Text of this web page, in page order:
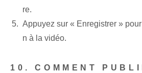
re.
Appuyez sur « Enregistrer »
n à la vidéo.
10. COMMENT